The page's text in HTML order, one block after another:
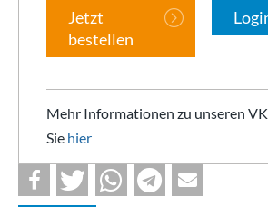
Jetzt
bestellen
Mehr Informationen zu unseren
Sie hier